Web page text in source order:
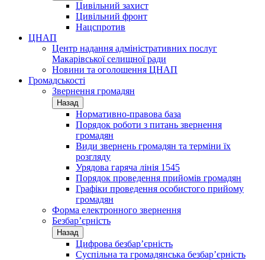
Цивільний захист
Цивільний фронт
Нацспротив
ЦНАП
Центр надання адміністративних послуг
Макарівської селищної ради
Новини та оголошення ЦНАП
Громадськості
Звернення громадян
Назад
Нормативно-правова база
Порядок роботи з питань звернення
громадян
Види звернень громадян та терміни їх
розгляду
Урядова гаряча лінія 1545
Порядок проведення прийомів громадян
Графіки проведення особистого прийому
громадян
Форма електронного звернення
Безбар’єрність
Назад
Цифрова безбар’єрність
Суспільна та громадянська безбар’єрність